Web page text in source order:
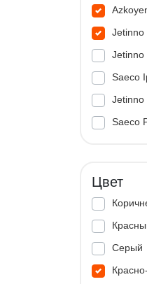
Jetinno
Jetinno
Saeco
Jetinno
Saeco
Цвет
Серый